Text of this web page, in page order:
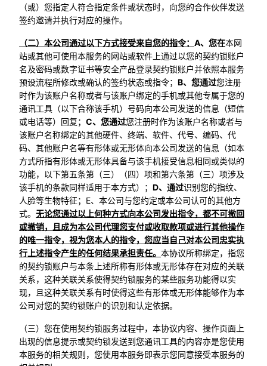
（或）您指定人符合指定条件或状态时，向您的合作伙伴发送
签约邀请并执行对应的操作。
（二）本公司通过以下方式接受来自您的指令： A、您在本网
站或其他可使用本服务的网站或软件上通过以您的契约锁账户
名及密码或数字证书等安全产品登录契约锁账户并依照本服务
预设流程所修改或确认的签约状态或指令； B、您通过您注册
时作为该账户名称或者与该账户绑定的手机或其他专属于您的
通讯工具（以下合称该手机）号码向本公司发送的信息（短信
或电话等）回复； C、您通过您注册时作为该账户名称或者与
该账户名称绑定的其他硬件、终端、软件、代号、编码、代
码、其他账户名等有形体或无形体向本公司发送的信息（如本
方式所指有形体或无形体具备与该手机接受信息相同或类似的
功能，以下第五条第（三）（四）项和第六条第（三）项涉及
该手机的条款同样适用于本方式）； D、通过识别您的指纹、
人脸等生物特征；E、本公司与您约定或本公司认可的其他方
式。 无论您通过以上何种方式向本公司发出指令，都不可撤回
或撤销，且成为本公司代理您支付或收取款项或进行其他操作
的唯一指令，视为您本人的指令，您应当自己对本公司忠实执
行上述指令产生的任何结果承担责任。 本协议所称绑定，指您
的契约锁账户与本条上述所称有形体或无形体存在对应的关联
关系，这种关联关系使得契约锁服务的某些服务功能得以实
现，且这种关联关系有时使得这些有形体或无形体能够作为本
公司对您的契约锁账户的识别和认定依据。
（三）您在使用契约锁服务过程中，本协议内容、操作页面上
出现的信息提示或契约锁发送到您通讯工具的内容亦是您使用
本服务的相关规则，您使用本服务即表示您同意接受本服务的